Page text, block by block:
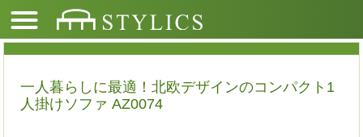
一人暮らしに最適！北欧デザインのコンパクト1
人掛けソファ AZ0074